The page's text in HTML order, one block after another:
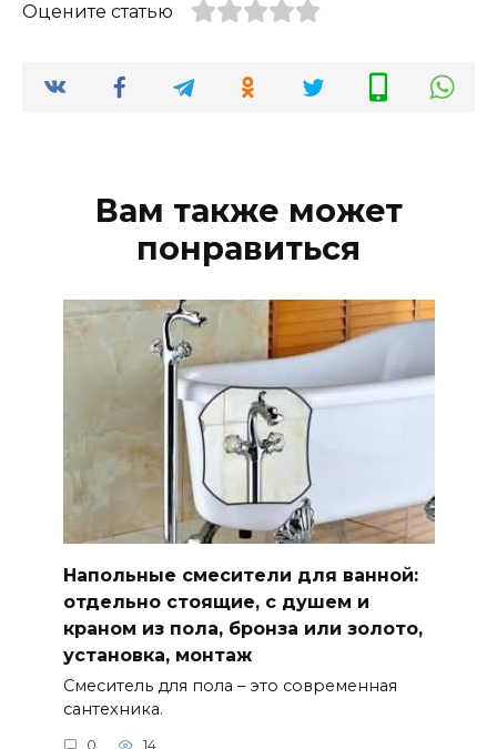
Оцените статью
Вам также может
понравиться
Напольные смесители для ванной:
отдельно стоящие, с душем и
краном из пола, бронза или золото,
установка, монтаж
Смеситель для пола – это современная
сантехника.
0 14